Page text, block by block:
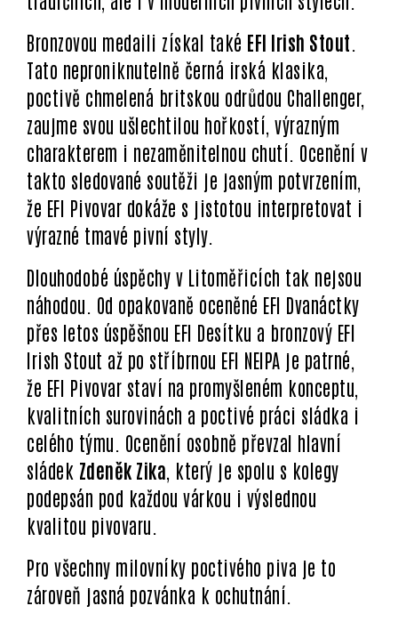
Bronzovou medaili získal také EFI Irish Stout
Tato neproniknutelně černá irská klasika,
poctivě chmelená britskou odrůdou Challenger,
zaujme svou ušlechtilou hořkostí, výrazným
charakterem i nezaměnitelnou chutí. Ocenění v
takto sledované soutěži je jasným potvrzením,
že EFI Pivovar dokáže s jistotou interpretovat i
výrazné tmavé pivní styly.
Dlouhodobé úspěchy v Litoměřicích tak nejsou
náhodou. Od opakovaně oceněné EFI Dvanáctky
přes letos úspěšnou EFI Desítku a bronzový EFI
Irish Stout až po stříbrnou EFI NEIPA je patrné,
že EFI Pivovar staví na promyšleném konceptu,
kvalitních surovinách a poctivé práci sládka i
celého týmu. Ocenění osobně převzal hlavní
sládek Zdeněk Zika , který je spolu s kolegy
podepsán pod každou várkou i výslednou
kvalitou pivovaru.
Pro všechny milovníky poctivého piva je to
zároveň jasná pozvánka k ochutnání.